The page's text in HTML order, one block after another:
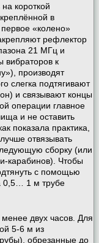
короткой
в
«колено»
рефлектор
21 МГц и
к
производят
слегка подтягивают
и связывают концы
операции главное
и не оставить
показала практика,
отвязывать
сборку (или
карабинов). Чтобы
с помощью
0,5… 1 м трубе
менее двух часов. Для
5-6 м из
обрезанные до